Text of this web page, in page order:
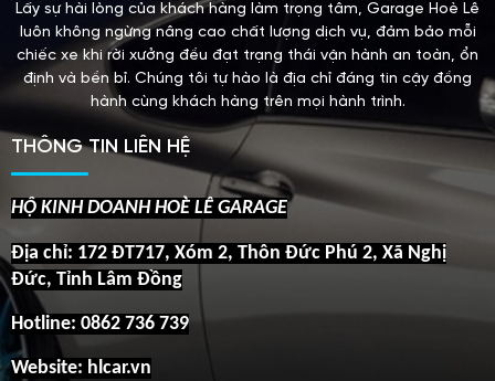
Lấy sự hài lòng của khách hàng làm trọng tâm, Garage Hoè Lê
luôn không ngừng nâng cao chất lượng dịch vụ, đảm bảo mỗi
chiếc xe khi rời xưởng đều đạt trạng thái vận hành an toàn, ổn
định và bền bỉ. Chúng tôi tự hào là địa chỉ đáng tin cậy đồng
hành cùng khách hàng trên mọi hành trình.
THÔNG TIN LIÊN HỆ
HỘ KINH DOANH HOÈ LÊ GARAGE
Địa chỉ: 172 ĐT717, Xóm 2, Thôn Đức Phú 2, Xã Nghị
Đức, Tỉnh Lâm Đồng
Hotline: 0862 736 739
Website: hlcar.vn